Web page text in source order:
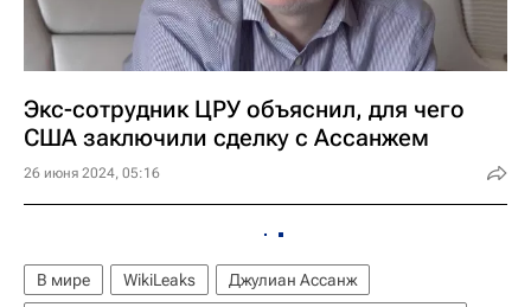
Экс-сотрудник ЦРУ объяснил, для чего
США заключили сделку с Ассанжем
26 июня 2024, 05:16
В мире WikiLeaks
Джулиан Ассанж